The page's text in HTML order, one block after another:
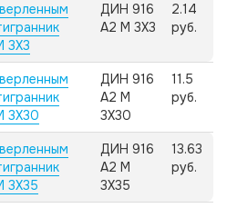
3X3
ДИН 916
А2 M 3X3
2.14
руб.
3X30
ДИН 916
А2 M
3X30
11.5
руб.
3X35
ДИН 916
А2 M
3X35
13.63
руб.